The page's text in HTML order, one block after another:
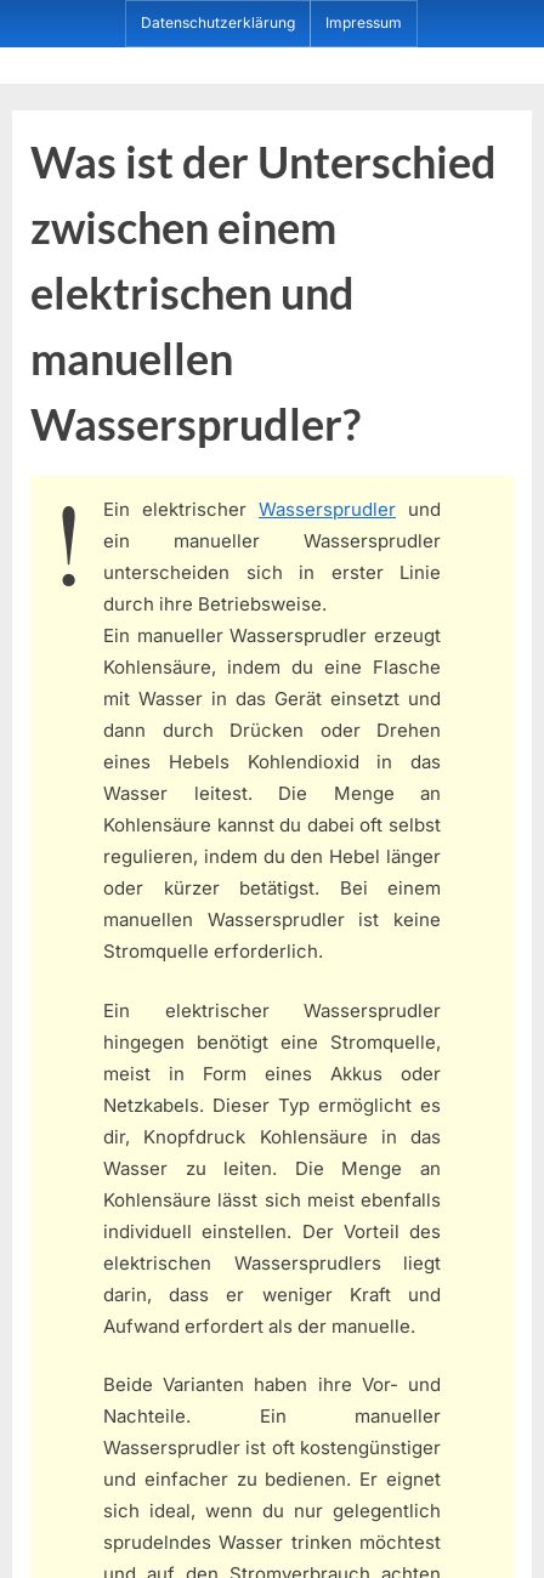
to
Datenschutzerklärung Impressum
Was ist der Unterschied
zwischen einem
elektrischen und
manuellen
Wassersprudler?
Ein elektrischer Wassersprudler und
ein manueller Wassersprudler
unterscheiden sich in erster Linie
durch ihre Betriebsweise.
Ein manueller Wassersprudler erzeugt
Kohlensäure, indem du eine Flasche
mit Wasser in das Gerät einsetzt und
dann durch Drücken oder Drehen
eines Hebels Kohlendioxid in das
Wasser leitest. Die Menge an
Kohlensäure kannst du dabei oft selbst
regulieren, indem du den Hebel länger
oder kürzer betätigst. Bei einem
manuellen Wassersprudler ist keine
Stromquelle erforderlich.
Ein elektrischer Wassersprudler
hingegen benötigt eine Stromquelle,
meist in Form eines Akkus oder
Netzkabels. Dieser Typ ermöglicht es
dir, Knopfdruck Kohlensäure in das
Wasser zu leiten. Die Menge an
Kohlensäure lässt sich meist ebenfalls
individuell einstellen. Der Vorteil des
elektrischen Wassersprudlers liegt
darin, dass er weniger Kraft und
Aufwand erfordert als der manuelle.
Beide Varianten haben ihre Vor- und
Nachteile. Ein manueller
Wassersprudler ist oft kostengünstiger
und einfacher zu bedienen. Er eignet
sich ideal, wenn du nur gelegentlich
sprudelndes Wasser trinken möchtest